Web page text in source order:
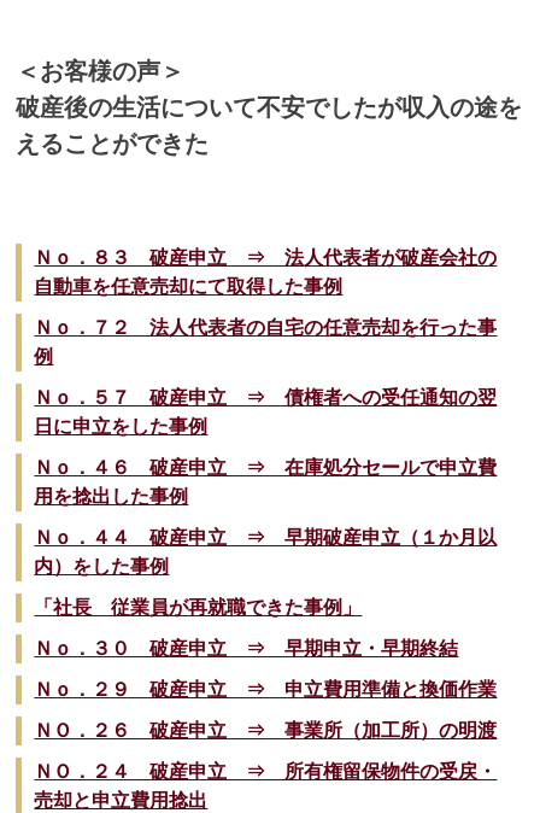
＜お客様の声＞
破産後の生活について不安でしたが収入の途を
えることができた
Ｎｏ．８３ 破産申立 ⇒ 法人代表者が破産会社の
自動車を任意売却にて取得した事例
Ｎｏ．７２ 法人代表者の自宅の任意売却を行った事
例
Ｎｏ．５７ 破産申立 ⇒ 債権者への受任通知の翌
日に申立をした事例
Ｎｏ．４６ 破産申立 ⇒ 在庫処分セールで申立費
用を捻出した事例
Ｎｏ．４４ 破産申立 ⇒ 早期破産申立（１か月以
内）をした事例
「社長 従業員が再就職できた事例」
Ｎｏ．３０ 破産申立 ⇒ 早期申立・早期終結
Ｎｏ．２９ 破産申立 ⇒ 申立費用準備と換価作業
ＮＯ．２６ 破産申立 ⇒ 事業所（加工所）の明渡
ＮＯ．２４ 破産申立 ⇒ 所有権留保物件の受戻・
売却と申立費用捻出